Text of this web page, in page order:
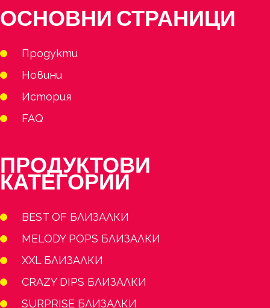
ОСНОВНИ СТРАНИЦИ
Продукти
Новини
История
FAQ
ПРОДУКТОВИ
КАТЕГОРИИ
BEST OF БЛИЗАЛКИ
MELODY POPS БЛИЗАЛКИ
XXL БЛИЗАЛКИ
CRAZY DIPS БЛИЗАЛКИ
SURPRISE БЛИЗАЛКИ